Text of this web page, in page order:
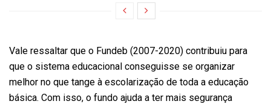
Vale ressaltar que o Fundeb (2007-2020) contribuiu para
que o sistema educacional conseguisse se organizar
melhor no que tange à escolarização de toda a educação
básica. Com isso, o fundo ajuda a ter mais segurança